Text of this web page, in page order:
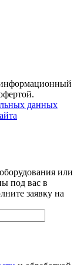
данных
или
под вас в
заявку на